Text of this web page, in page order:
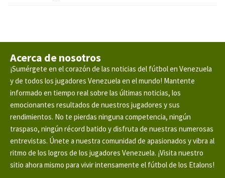
Acerca de nosotros
¡Sumérgete en el corazón de las noticias del fútbol en Venezuela
y de todos los jugadores Venezuela en el mundo! Mantente
informado en tiempo real sobre las últimas noticias, los
emocionantes resultados de nuestros jugadores y sus
rendimientos. No te pierdas ninguna competencia, ningún
traspaso, ningún récord batido y disfruta de nuestras numerosas
entrevistas. Únete a nuestra comunidad de apasionados y vibra al
ritmo de los logros de los jugadores Venezuela. ¡Visita nuestro
sitio ahora mismo para vivir intensamente el fútbol de los Etalons!